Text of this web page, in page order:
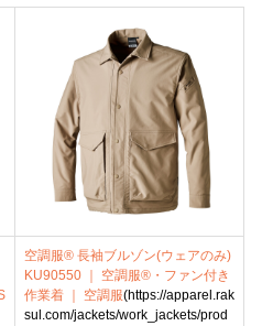
空調服® 長袖ブルゾン(ウェアのみ)
KU90550 ｜ 空調服®・ファン付き
作業着 ｜ 空調服(https://apparel.rak
sul.com/jackets/work_jackets/prod